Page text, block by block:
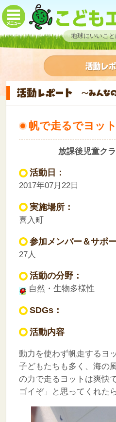
地球にいいこ
帆で走るでヨッ
放課後児童ク
活動日：
2017年07月22日
実施場所：
喜入町
参加メンバー＆サポ
27人
活動の分野：
自然・生物多様性
SDGs：
活動内容
動力を使わず帆走するヨ
子どもたちも多く、海の
の力で走るヨットは爽快
ゴイぞ」と思ってくれた